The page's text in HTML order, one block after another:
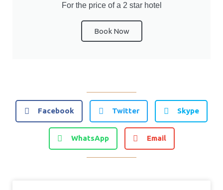
For the price of a 2 star hotel
Book Now
Facebook Twitter Skype
WhatsApp Email